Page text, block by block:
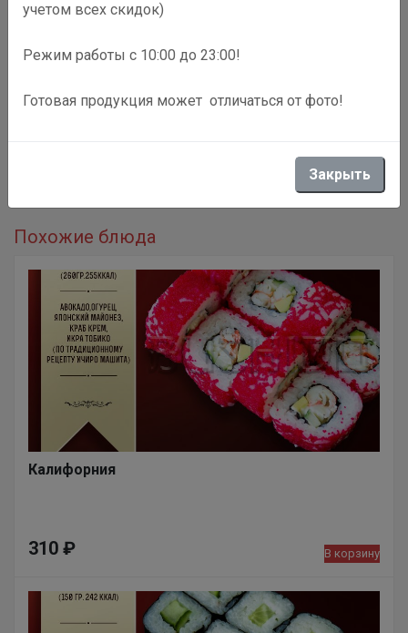
Лосось, сливочный сыр, креветка темпура [300 гр. / 280
Похожие блюда
Калифорния
310 ₽ В корзину
учетом всех скидок)
Режим работы с 10:00 до 23:00!
Готовая продукция может отличаться от фото!
Закрыть